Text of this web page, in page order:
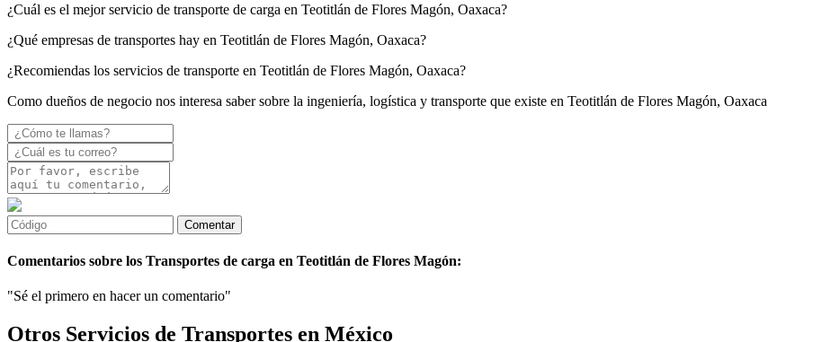
¿Cuál es el mejor servicio de transporte de carga en Teotitlán de Flores Magón, Oaxaca?
¿Qué empresas de transportes hay en Teotitlán de Flores Magón, Oaxaca?
¿Recomiendas los servicios de transporte en Teotitlán de Flores Magón, Oaxaca?
Como dueños de negocio nos interesa saber sobre la ingeniería, logística y transporte que existe en Teotitlán de Flores Magón, Oaxaca
Comentarios sobre los Transportes de carga en Teotitlán de Flores Magón:
"Sé el primero en hacer un comentario"
Otros Servicios de Transportes en México